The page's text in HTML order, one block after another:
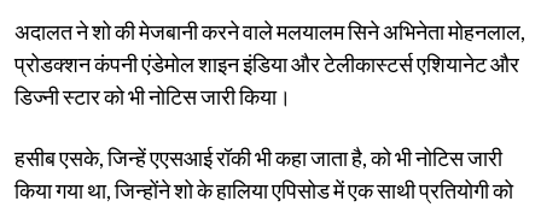
अदालत ने शो की मेजबानी करने वाले मलयालम सिने अभिनेता मोहनलाल,
प्रोडक्शन कंपनी एंडेमोल शाइन इंडिया और टेलीकास्टर्स एशियानेट और
डिज्नी स्टार को भी नोटिस जारी किया।
हसीब एसके, जिन्हें एएसआई रॉकी भी कहा जाता है, को भी नोटिस जारी
किया गया था, जिन्होंने शो के हालिया एपिसोड में एक साथी प्रतियोगी को